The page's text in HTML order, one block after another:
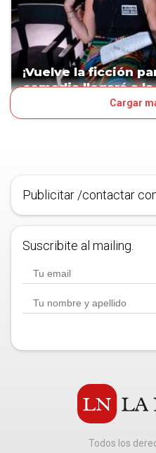
¡Vuelve la ficción
comedia llegará a la
Cargar
Publicitar /contactar
Suscribite al mailing.
Todos los